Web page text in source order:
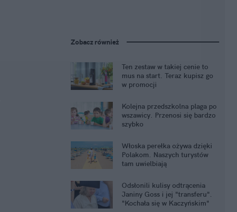
Zobacz również
Ten zestaw w takiej cenie to
mus na start. Teraz kupisz go
w promocji
Kolejna przedszkolna plaga po
wszawicy. Przenosi się bardzo
szybko
Włoska perełka ożywa dzięki
Polakom. Naszych turystów
tam uwielbiają
Odsłonili kulisy odtrącenia
Janiny Goss i jej "transferu".
"Kochała się w Kaczyńskim"